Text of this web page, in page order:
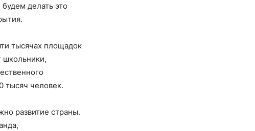
делать это
тысячах площадок
школьники,
тысяч человек.
развитие страны.